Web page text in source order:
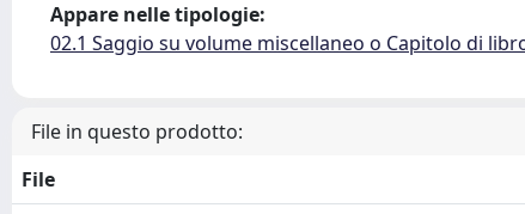
Appare nelle tipologie:
02.1 Saggio su volume miscellaneo o Capitolo di
File in questo prodotto:
File